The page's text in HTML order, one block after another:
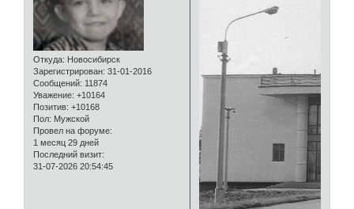
Откуда: Новосибирск
Зарегистрирован: 31-01-2016
Сообщений: 11874
Уважение: +10164
Позитив: +10168
Пол: Мужской
Провел на форуме:
1 месяц 29 дней
Последний визит:
31-07-2026 20:54:45